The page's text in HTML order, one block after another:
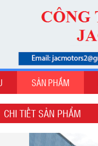
SẢN PHẨM
CHI TIẾT SẢN PHẨM